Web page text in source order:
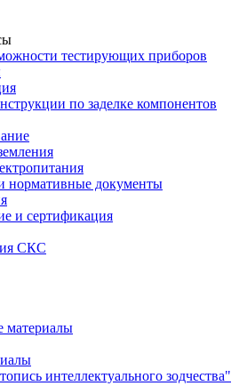
тестирующих приборов
по заделке компонентов
нормативные документы
и сертификация
СКС
материалы
интеллектуального зодчества"